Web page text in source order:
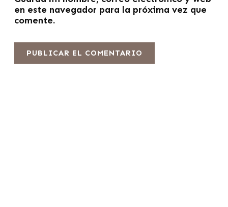
en este navegador para la próxima vez que
comente.